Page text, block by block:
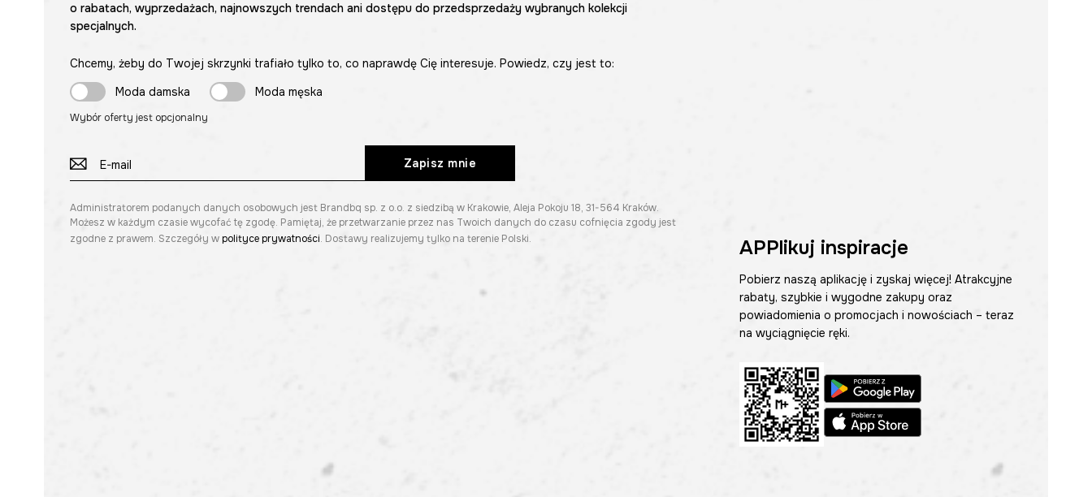
o rabatach, wyprzedażach, najnowszych trendach ani dostępu do przedsprzedaży wybranych kolekcji
specjalnych.
Chcemy, żeby do Twojej skrzynki trafiało tylko to, co naprawdę Cię interesuje. Powiedz, czy jest to:
Moda damska
Moda męska
Wybór oferty jest opcjonalny
Zapisz mnie
Administratorem podanych danych osobowych jest Brandbq sp. z o.o. z siedzibą w Krakowie, Aleja Pokoju 18, 31-564 Kraków.
Możesz w każdym czasie wycofać tę zgodę. Pamiętaj, że przetwarzanie przez nas Twoich danych do czasu cofnięcia zgody jest
zgodne z prawem. Szczegóły w polityce prywatności. Dostawy realizujemy tylko na terenie Polski. APPlikuj inspiracje
Pobierz naszą aplikację i zyskaj więcej! Atrakcyjne
rabaty, szybkie i wygodne zakupy oraz
powiadomienia o promocjach i nowościach – teraz
na wyciągnięcie ręki.